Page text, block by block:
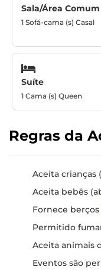
Sala/Área Comum
1 Sofá-cama (s) Casal
Suíte
1 Cama (s) Queen
Regras da
Aceita crianças
Aceita bebês
Fornece berços
Permitido
Aceita animais
Eventos são